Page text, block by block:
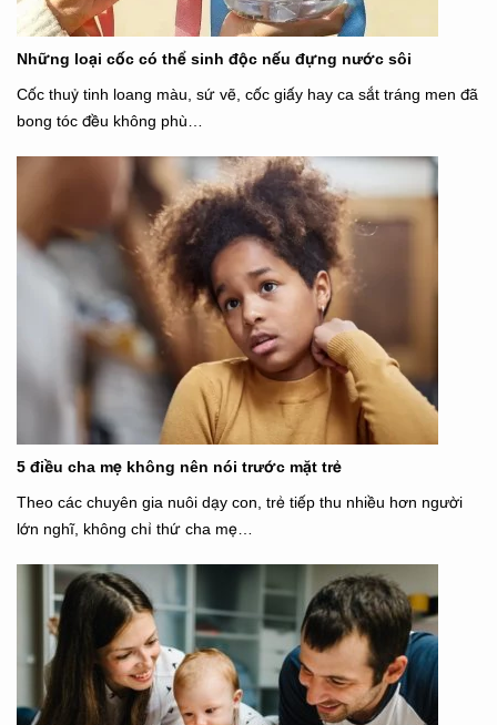
Những loại cốc có thể sinh độc nếu đựng nước sôi
Cốc thuỷ tinh loang màu, sứ vẽ, cốc giấy hay ca sắt tráng men đã
bong tóc đều không phù…
5 điều cha mẹ không nên nói trước mặt trẻ
Theo các chuyên gia nuôi dạy con, trẻ tiếp thu nhiều hơn người
lớn nghĩ, không chỉ thứ cha mẹ…